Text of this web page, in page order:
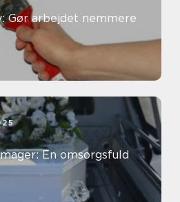
Gør arbejdet nemmere
En omsorgsfuld